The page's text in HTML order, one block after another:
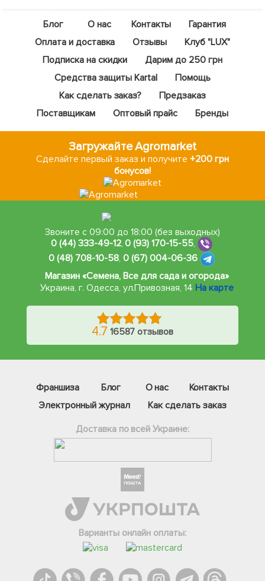
Блог О нас Контакты
Гарантия
Оплата и доставка
Отзывы
Клуб "LUX"
Подписка на скидки
Дарим до 250 грн
Средства защиты Kartal
Помощь
Как сделать заказ?
Предзаказ
Поставщикам
Оптовый прайс Бренды
Загружайте Agromarket
Сделайте первый заказ и получите +200 грн
бонусов!
Звоните с 09:00 до 18:00 (без выходных)
0 (44) 333-49-12,0 (93) 170-15-55,
0 (48) 708-10-58, 0 (67) 004-06-36
Магазин «Семена, Все для сада и огорода»
Украина, г. Одесса, ул.Привозная, 14 На карте
4.7 16587 отзывов
Франшиза Блог О нас
Контакты
Электронный журнал
Как сделать заказ
Доставка по всей Украине:
Варианты онлайн оплаты:
Телеграм
Вайбер